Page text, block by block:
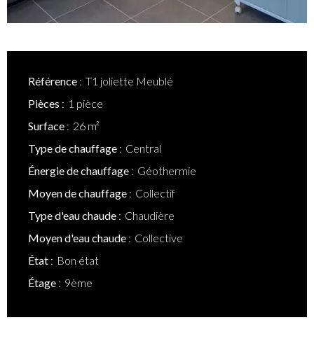
Référence
T1 joliette Meublé
Pièces
1 pièce
Surface
26 m²
Type de chauffage
Central
Énergie de chauffage
Géothermie
Moyen de chauffage
Collectif
Type d'eau chaude
Chaudière
Moyen d'eau chaude
Collective
État
Bon état
Étage
9ème